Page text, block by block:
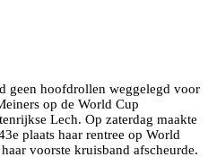
geen hoofdrollen weggelegd voor
op de World Cup
Lech. Op zaterdag maakte
plaats haar rentree op World
voorste kruisband afscheurde.